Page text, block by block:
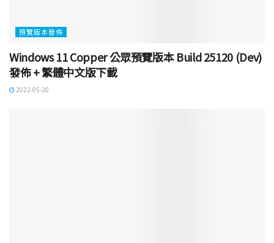
預覽版本發佈
Windows 11 Copper 公眾預覽版本 Build 25120 (Dev)
發佈 + 繁體中文版下載
2022-05-20